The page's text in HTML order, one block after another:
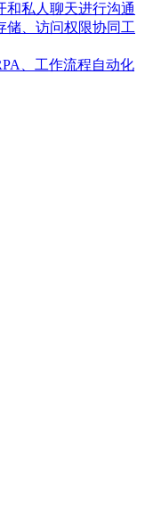
和私人聊天进行沟通
储、访问权限协同工
、工作流程自动化